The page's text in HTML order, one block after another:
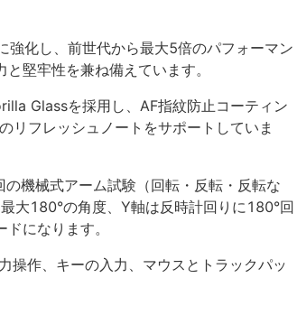
化し、前世代から最大5倍のパフォーマン
堅牢性を兼ね備えています。
Glassを採用し、AF指紋防止コーティン
フレッシュノートをサポートしていま
機械式アーム試験（回転・反転・反転な
大180°の角度、Y軸は反時計回りに180°回
になります。
操作、キーの入力、マウスとトラックパッ